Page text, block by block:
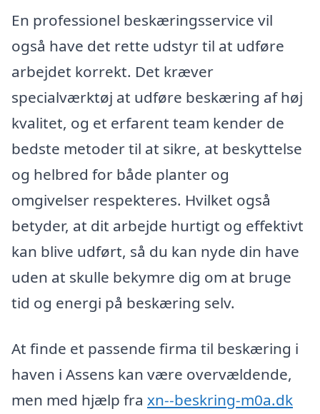
En professionel beskæringsservice vil
også have det rette udstyr til at udføre
arbejdet korrekt. Det kræver
specialværktøj at udføre beskæring af høj
kvalitet, og et erfarent team kender de
bedste metoder til at sikre, at beskyttelse
og helbred for både planter og
omgivelser respekteres. Hvilket også
betyder, at dit arbejde hurtigt og effektivt
kan blive udført, så du kan nyde din have
uden at skulle bekymre dig om at bruge
tid og energi på beskæring selv.
At finde et passende firma til beskæring i
haven i Assens kan være overvældende,
men med hjælp fra xn--beskring-m0a.dk